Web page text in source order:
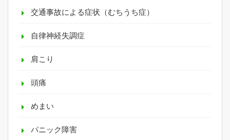
交通事故による症状（むちうち症）
自律神経失調症
肩こり
頭痛
めまい
パニック障害